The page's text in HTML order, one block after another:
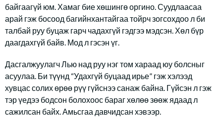
байгаагүй юм. Хамаг бие хөшингө оргино. Суудлаасаа
арай гэж босоод багийнхантайгаа тойрч зогсохдоо л би
талбай руу буцаж гарч чадахгүй гэдгээ мэдсэн. Хөл бүр
даагдахгүй байв. Мод л гэсэн үг.
Дасгалжуулагч Лью над руу нэг том хараад юу болсныг
асуулаа. Би түүнд “Удахгүй буцаад ирье” гэж хэлээд
хувцас солих өрөө рүү гүйснээ санаж байна. Гүйсэн л гэж
тэр үедээ бодсон болохоос бараг хөлөө зөөж ядаад л
сажилсан байх. Амьсгаа давчидсан хэвээр.